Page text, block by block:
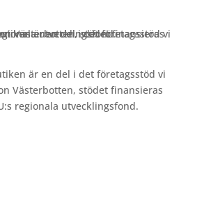
är en del i det företagsstöd vi
Västerbotten, stödet finansieras
regionala utvecklingsfond.